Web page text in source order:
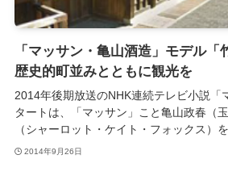
「マッサン・亀山酒造」モデル
歴史的町並みとともに観光を
2014年後期放送のNHK連続テレビ小説「
タートは、「マッサン」こと亀山政春（
（シャーロット・ケイト・フォックス）を
2014年9月26日